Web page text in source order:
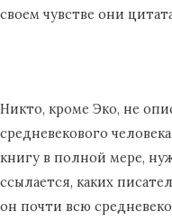
своем чувстве они
Никто, кроме Эко, не
средневекового
книгу в полной мере,
ссылается, каких
он почти всю